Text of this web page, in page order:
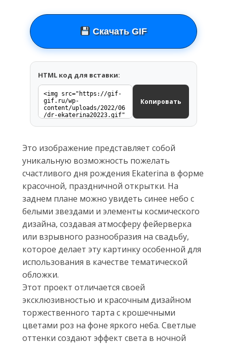
Скачать GIF
HTML код для вставки:
Копировать
Это изображение представляет собой
уникальную возможность пожелать
счастливого дня рождения Ekaterina в форме
красочной, праздничной открытки. На
заднем плане можно увидеть синее небо с
белыми звездами и элементы космического
дизайна, создавая атмосферу фейерверка
или взрывного разнообразия на свадьбу,
которое делает эту картинку особенной для
использования в качестве тематической
обложки.
Этот проект отличается своей
эксклюзивностью и красочным дизайном
торжественного тарта с крошечными
цветами роз на фоне яркого неба. Светлые
оттенки создают эффект света в ночной